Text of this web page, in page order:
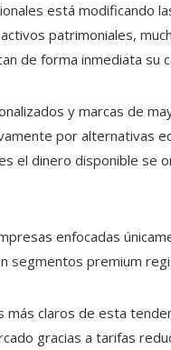
está modificando
patrimoniales,
de forma inmediata su
y marcas de
por alternativas
el dinero disponible se
enfocadas
segmentos premium
claros de esta
gracias a tarifas